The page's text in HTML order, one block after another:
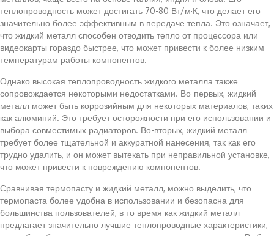
теплопроводность может достигать 70-80 Вт/м·К, что делает его
значительно более эффективным в передаче тепла. Это означает,
что жидкий металл способен отводить тепло от процессора или
видеокарты гораздо быстрее, что может привести к более низким
температурам работы компонентов.
Однако высокая теплопроводность жидкого металла также
сопровождается некоторыми недостатками. Во-первых, жидкий
металл может быть коррозийным для некоторых материалов, таких
как алюминий. Это требует осторожности при его использовании и
выбора совместимых радиаторов. Во-вторых, жидкий металл
требует более тщательной и аккуратной нанесения, так как его
трудно удалить, и он может вытекать при неправильной установке,
что может привести к повреждению компонентов.
Сравнивая термопасту и жидкий металл, можно выделить, что
термопаста более удобна в использовании и безопасна для
большинства пользователей, в то время как жидкий металл
предлагает значительно лучшие теплопроводные характеристики,